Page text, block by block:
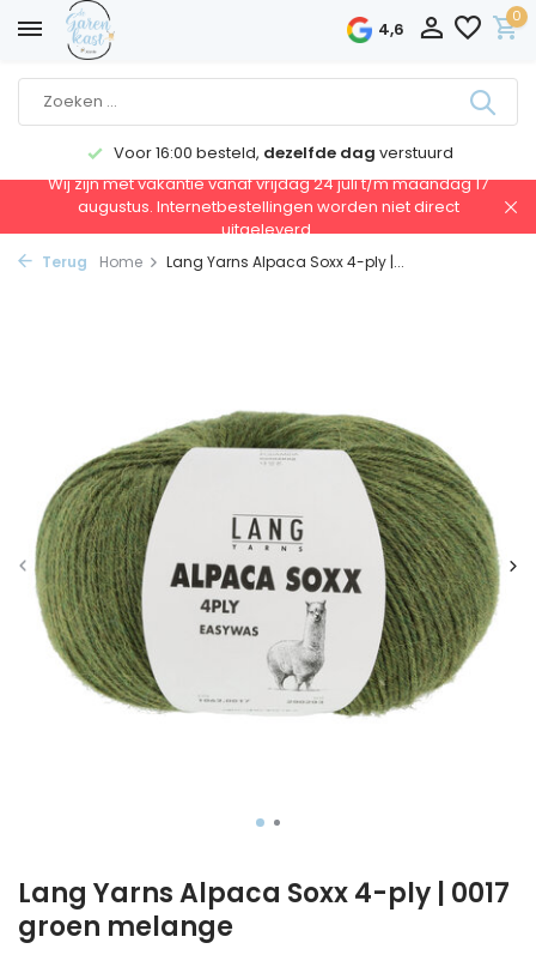
4,6
0
Voor 16:00 besteld, dezelfde dag verstuurd
Wij zijn met vakantie vanaf vrijdag 24 juli t/m maandag 17
augustus. Internetbestellingen worden niet direct
uitgeleverd.
Terug Home Lang Yarns Alpaca Soxx 4-ply |...
Lang Yarns Alpaca Soxx 4-ply | 0017
groen melange